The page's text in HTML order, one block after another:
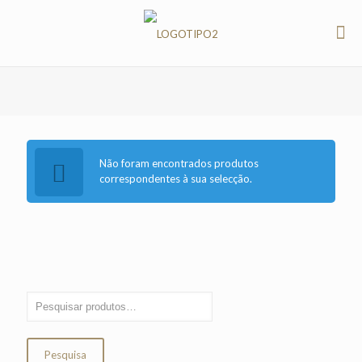
Não foram encontrados produtos
correspondentes à sua selecção.
Pesquisa